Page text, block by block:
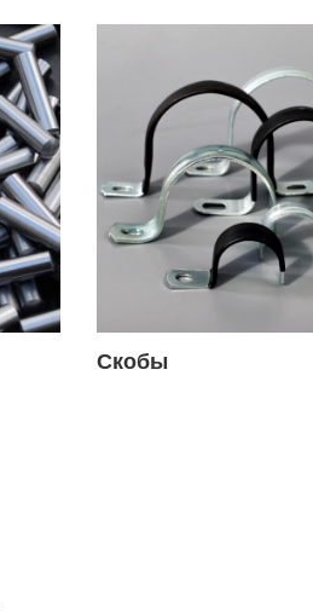
Скобы